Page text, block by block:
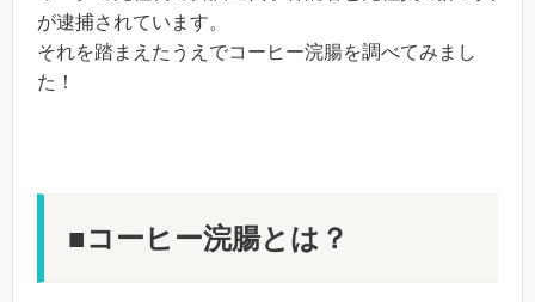
が逮捕されています。
それを踏まえたうえでコーヒー浣腸を調べてみまし
た！
■コーヒー浣腸とは？